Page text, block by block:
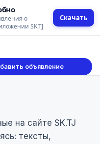
о
SK.TJ
Скачать
объявление
на сайте SK.TJ
тексты,